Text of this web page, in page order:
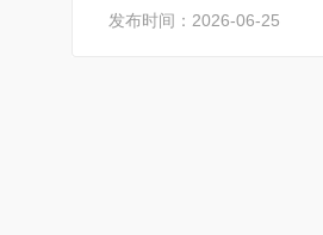
发布时间：2026-06-25